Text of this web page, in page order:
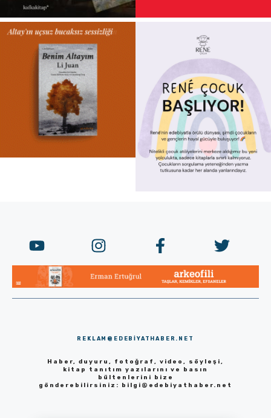
REKLAM@EDEBIYATHABER.NET
Haber, duyuru, fotoğraf, video, söyleşi,
kitap tanıtım yazılarını ve basın
bültenlerini bize
gönderebilirsiniz: bilgi@edebiyathaber.net